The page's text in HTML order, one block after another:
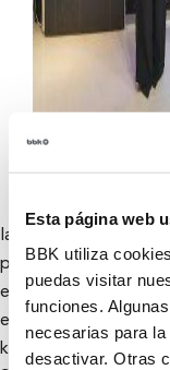
Esta página web
BBK utiliza
puedas visitar
funciones.
necesarias para
desactivar. Otras
Iaz izandako
proposamen
emateko igoko du
ekoizpen hauetarako
kontzentratuko da